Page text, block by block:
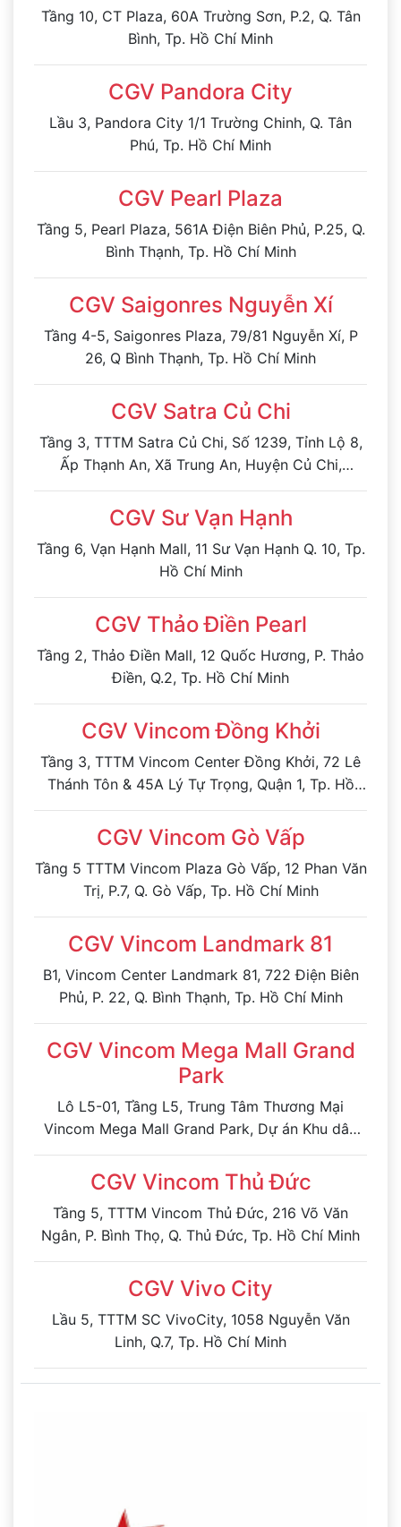
Tầng 10, CT Plaza, 60A Trường Sơn, P.2, Q. Tân
Bình, Tp. Hồ Chí Minh
CGV Pandora City
Lầu 3, Pandora City 1/1 Trường Chinh, Q. Tân
Phú, Tp. Hồ Chí Minh
CGV Pearl Plaza
Tầng 5, Pearl Plaza, 561A Điện Biên Phủ, P.25, Q.
Bình Thạnh, Tp. Hồ Chí Minh
CGV Saigonres Nguyễn Xí
Tầng 4-5, Saigonres Plaza, 79/81 Nguyễn Xí, P
26, Q Bình Thạnh, Tp. Hồ Chí Minh
CGV Satra Củ Chi
Tầng 3, TTTM Satra Củ Chi, Số 1239, Tỉnh Lộ 8,
Ấp Thạnh An, Xã Trung An, Huyện Củ Chi,
TP.HCM
CGV Sư Vạn Hạnh
Tầng 6, Vạn Hạnh Mall, 11 Sư Vạn Hạnh Q. 10, Tp.
Hồ Chí Minh
CGV Thảo Điền Pearl
Tầng 2, Thảo Điền Mall, 12 Quốc Hương, P. Thảo
Điền, Q.2, Tp. Hồ Chí Minh
CGV Vincom Đồng Khởi
Tầng 3, TTTM Vincom Center Đồng Khởi, 72 Lê
Thánh Tôn & 45A Lý Tự Trọng, Quận 1, Tp. Hồ
Chí Minh
CGV Vincom Gò Vấp
Tầng 5 TTTM Vincom Plaza Gò Vấp, 12 Phan Văn
Trị, P.7, Q. Gò Vấp, Tp. Hồ Chí Minh
CGV Vincom Landmark 81
B1, Vincom Center Landmark 81, 722 Điện Biên
Phủ, P. 22, Q. Bình Thạnh, Tp. Hồ Chí Minh
CGV Vincom Mega Mall Grand
Park
Lô L5-01, Tầng L5, Trung Tâm Thương Mại
Vincom Mega Mall Grand Park, Dự án Khu dân
cư và Công viên Phước Thiện tại số 88 đường
Phước Thiện, khu phố Phước Thiện, Phường
Long Bình, Thành phố Thủ Đức
CGV Vincom Thủ Đức
Tầng 5, TTTM Vincom Thủ Đức, 216 Võ Văn
Ngân, P. Bình Thọ, Q. Thủ Đức, Tp. Hồ Chí Minh
CGV Vivo City
Lầu 5, TTTM SC VivoCity, 1058 Nguyễn Văn
Linh, Q.7, Tp. Hồ Chí Minh